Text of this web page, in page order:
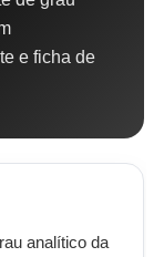
e ficha de
analítico da